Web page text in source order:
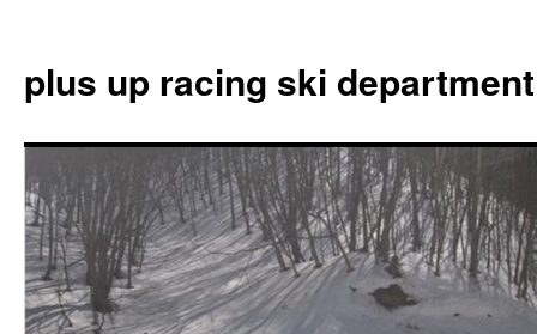
plus up racing ski department